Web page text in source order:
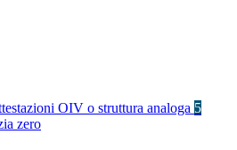
OIV o struttura analoga 5
zero